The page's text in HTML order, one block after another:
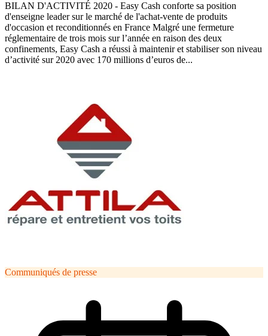
BILAN D'ACTIVITÉ 2020 - Easy Cash conforte sa position
d'enseigne leader sur le marché de l'achat-vente de produits
d'occasion et reconditionnés en France Malgré une fermeture
réglementaire de trois mois sur l’année en raison des deux
confinements, Easy Cash a réussi à maintenir et stabiliser son niveau
d’activité sur 2020 avec 170 millions d’euros de...
Communiqués de presse